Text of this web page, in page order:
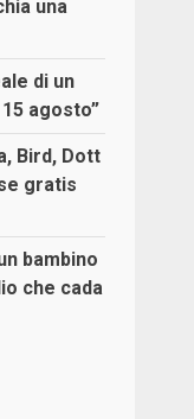
una
di un
agosto”
Bird, Dott
gratis
bambino
che cada